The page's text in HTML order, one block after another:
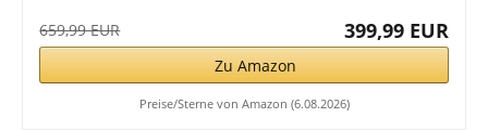
659,99 EUR 399,99 EUR
Zu Amazon
Preise/Sterne von Amazon (6.08.2026)